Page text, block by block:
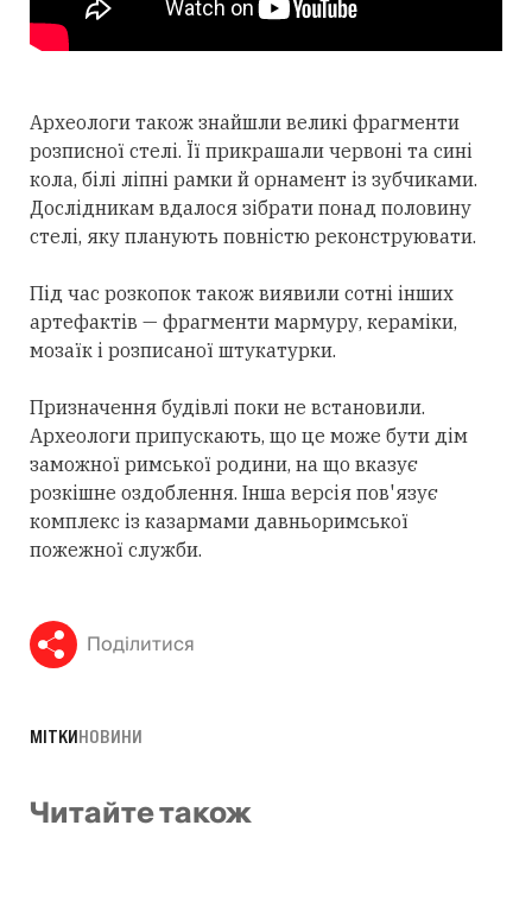
Археологи також знайшли великі фрагменти
розписної стелі. Її прикрашали червоні та сині
кола, білі ліпні рамки й орнамент із зубчиками.
Дослідникам вдалося зібрати понад половину
стелі, яку планують повністю реконструювати.
Під час розкопок також виявили сотні інших
артефактів — фрагменти мармуру, кераміки,
мозаїк і розписаної штукатурки.
Призначення будівлі поки не встановили.
Археологи припускають, що це може бути дім
заможної римської родини, на що вказує
розкішне оздоблення. Інша версія пов'язує
комплекс із казармами давньоримської
пожежної служби.
Поділитися
МІТКИНОВИНИ
Читайте також